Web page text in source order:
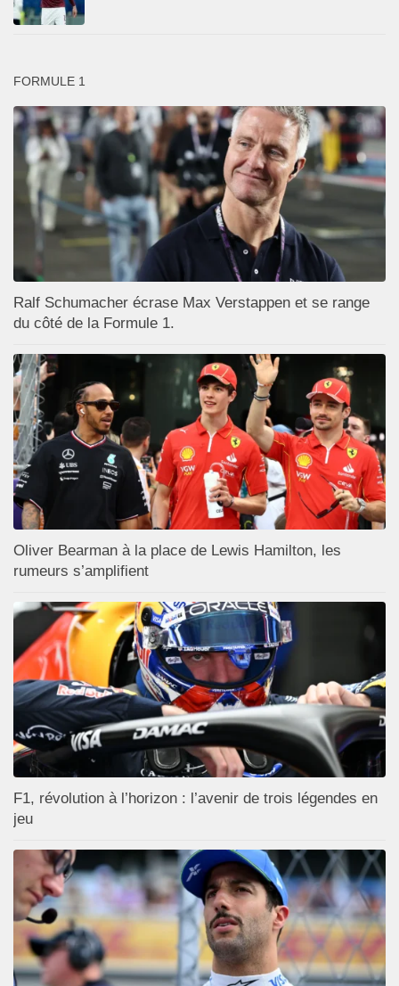
FORMULE 1
Ralf Schumacher écrase Max Verstappen et se range
du côté de la Formule 1.
Oliver Bearman à la place de Lewis Hamilton, les
rumeurs s’amplifient
F1, révolution à l’horizon : l’avenir de trois légendes en
jeu